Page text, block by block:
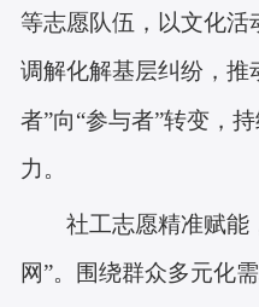
等志愿队伍，以文化活
调解化解基层纠纷，推
者”向“参与者”转变，
力。
社工志愿精准赋能
网”。
围绕群众多元化